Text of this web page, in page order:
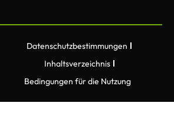
Datenschutzbestimmungen
Inhaltsverzeichnis
Bedingungen für die Nutzung